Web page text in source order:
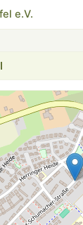
e.V.